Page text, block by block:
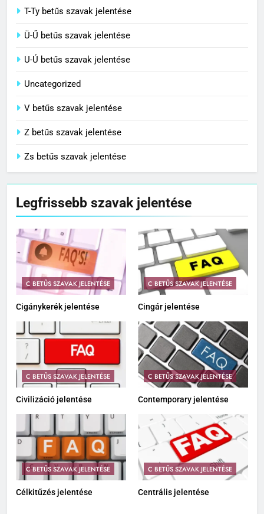
T-Ty betűs szavak jelentése
Ü-Ű betűs szavak jelentése
U-Ú betűs szavak jelentése
Uncategorized
V betűs szavak jelentése
Z betűs szavak jelentése
Zs betűs szavak jelentése
Legfrissebb szavak jelentése
C BETŰS SZAVAK JELENTÉSE
Cigánykerék jelentése
C BETŰS SZAVAK JELENTÉSE
Cingár jelentése
C BETŰS SZAVAK JELENTÉSE
Civilizáció jelentése
C BETŰS SZAVAK JELENTÉSE
Contemporary jelentése
C BETŰS SZAVAK JELENTÉSE
Célkitűzés jelentése
C BETŰS SZAVAK JELENTÉSE
Centrális jelentése